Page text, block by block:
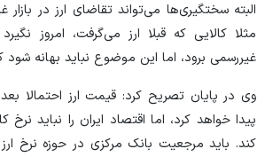
البته سختگیری‌ها می‌تواند تقاضای ارز در
مثلا کالایی که قبلا ارز می‌گرفت، امروز
غیررسمی برود، اما این موضوع نباید بهانه
وی در پایان تصریح کرد: قیمت ارز احتمالا
پیدا خواهد کرد، اما اقتصاد ایران را نباید نرخ
کند. باید مرجعیت بانک مرکزی در حوزه نرخ